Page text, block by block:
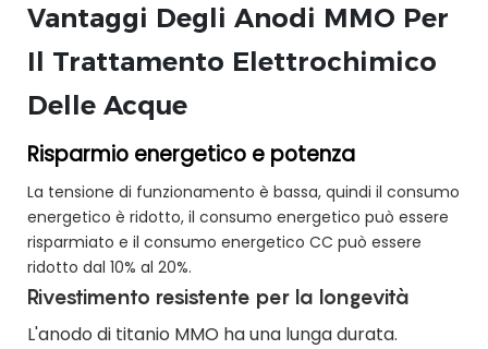
Vantaggi Degli Anodi MMO Per
Il Trattamento Elettrochimico
Delle Acque
Risparmio energetico e potenza
La tensione di funzionamento è bassa, quindi il consumo
energetico è ridotto, il consumo energetico può essere
risparmiato e il consumo energetico CC può essere
ridotto dal 10% al 20%.
Rivestimento resistente per la longevità
L'anodo di titanio MMO ha una lunga durata.